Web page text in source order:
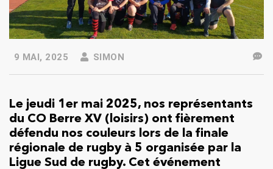
9 MAI, 2025 SIMON
Le jeudi 1er mai 2025, nos représentants
du CO Berre XV (loisirs) ont fièrement
défendu nos couleurs lors de la finale
régionale de rugby à 5 organisée par la
Ligue Sud de rugby. Cet événement